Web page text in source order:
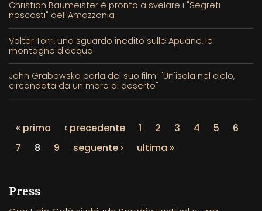
Christian Baumeister è pronto a svelare i "Segreti
nascosti" dell'Amazzonia
Valter Torri, uno sguardo inedito sulle Apuane, le
montagne d'acqua
John Grabowska parla del suo film: "Un'isola nel cielo,
circondata da un mare di deserto"
« prima ‹ precedente 1 2 3 4 5
6
7
8 9 seguente › ultima »
Press